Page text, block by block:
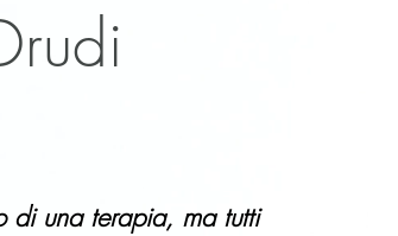
di una terapia, ma tutti